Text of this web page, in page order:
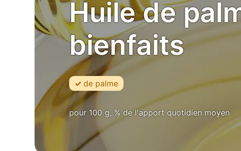
Huile de
bienfaits
de palme
pour 100 g, % de l'apport quotidien moyen